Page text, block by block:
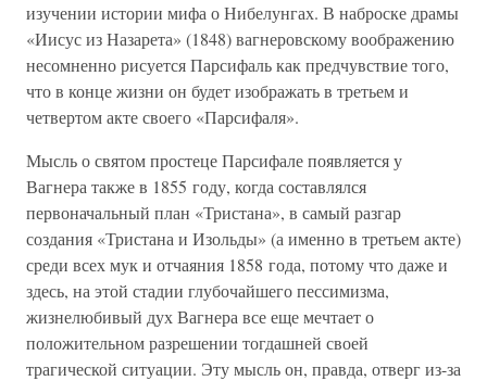
изучении истории мифа о Нибелунгах. В наброске драмы
«Иисус из Назарета» (1848) вагнеровскому воображению
несомненно рисуется Парсифаль как предчувствие того,
что в конце жизни он будет изображать в третьем и
четвертом акте своего «Парсифаля».
Мысль о святом простеце Парсифале появляется у
Вагнера также в 1855 году, когда составлялся
первоначальный план «Тристана», в самый разгар
создания «Тристана и Изольды» (а именно в третьем акте)
среди всех мук и отчаяния 1858 года, потому что даже и
здесь, на этой стадии глубочайшего пессимизма,
жизнелюбивый дух Вагнера все еще мечтает о
положительном разрешении тогдашней своей
трагической ситуации. Эту мысль он, правда, отверг из-за